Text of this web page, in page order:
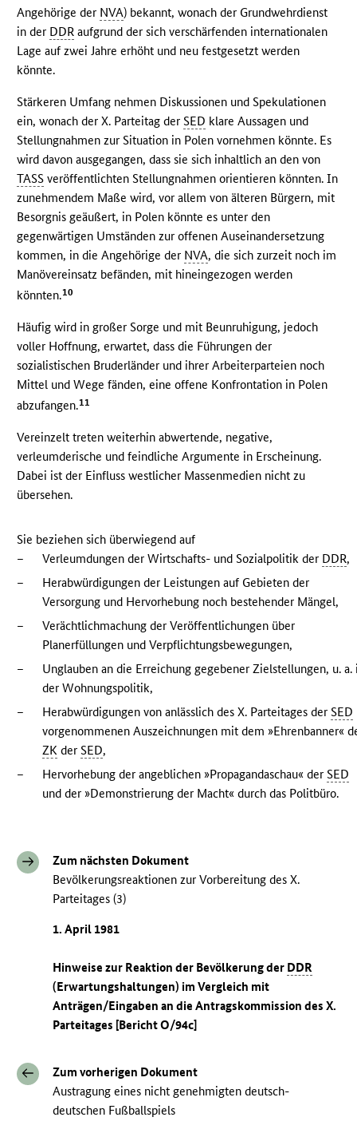
Angehörige der NVA) bekannt, wonach der Grundwehrdienst
in der DDR aufgrund der sich verschärfenden internationalen
Lage auf zwei Jahre erhöht und neu festgesetzt werden
könnte.
Stärkeren Umfang nehmen Diskussionen und Spekulationen
ein, wonach der X. Parteitag derSED klare Aussagen und
Stellungnahmen zur Situation in Polen vornehmen könnte. Es
wird davon ausgegangen, dass sie sich inhaltlich an den von
TASS veröffentlichten Stellungnahmen orientieren könnten. In
zunehmendem Maße wird, vor allem von älteren Bürgern, mit
Besorgnis geäußert, in Polen könnte es unter den
gegenwärtigen Umständen zur offenen Auseinandersetzung
kommen, in die Angehörige der NVA, die sich zurzeit noch im
Manövereinsatz befänden, mit hineingezogen werden
könnten.10
Häufig wird in großer Sorge und mit Beunruhigung, jedoch
voller Hoffnung, erwartet, dass die Führungen der
sozialistischen Bruderländer und ihrer Arbeiterparteien noch
Mittel und Wege fänden, eine offene Konfrontation in Polen
abzufangen.11
Vereinzelt treten weiterhin abwertende, negative,
verleumderische und feindliche Argumente in Erscheinung.
Dabei ist der Einfluss westlicher Massenmedien nicht zu
übersehen.
Sie beziehen sich überwiegend auf
–
Verleumdungen der Wirtschafts- und Sozialpolitik der DDR,
–
Herabwürdigungen der Leistungen auf Gebieten der
Versorgung und Hervorhebung noch bestehender Mängel,
–
Verächtlichmachung der Veröffentlichungen über
Planerfüllungen und Verpflichtungsbewegungen,
–
Unglauben an die Erreichung gegebener Zielstellungen, u. a.
der Wohnungspolitik,
–
Herabwürdigungen von anlässlich des X. Parteitages derSED
vorgenommenen Auszeichnungen mit dem »Ehrenbanner«
ZK derSED,
–
Hervorhebung der angeblichen »Propagandaschau« derSED
und der »Demonstrierung der Macht« durch das Politbüro.
Zum nächsten Dokument
Bevölkerungsreaktionen zur Vorbereitung des X.
Parteitages (3)
1. April 1981
Hinweise zur Reaktion der Bevölkerung der DDR
(Erwartungshaltungen) im Vergleich mit
Anträgen/Eingaben an die Antragskommission des X.
Parteitages [Bericht O/94c]
Zum vorherigen Dokument
Austragung eines nicht genehmigten deutsch-
deutschen Fußballspiels